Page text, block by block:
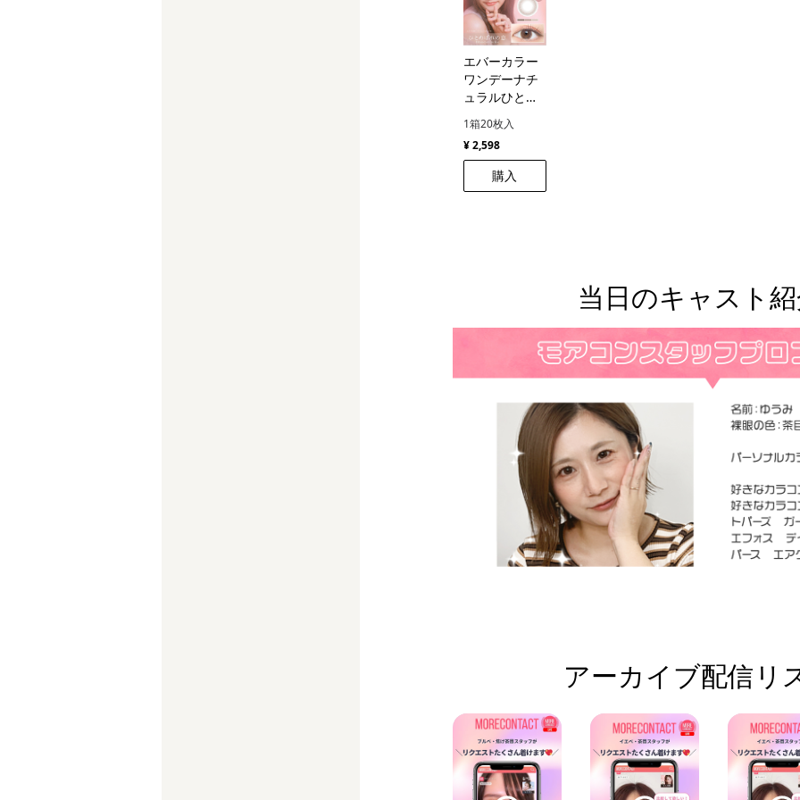
エバーカラー
ワンデーナチ
ュラルひとめ
1箱20枚入
¥ 2,598
購入
当日のキャスト
アーカイブ配信リ